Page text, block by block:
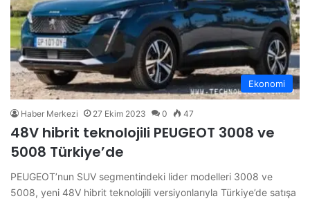
Ekonomi
Haber Merkezi 27 Ekim 2023 0 47
48V hibrit teknolojili PEUGEOT 3008 ve
5008 Türkiye’de
PEUGEOT’nun SUV segmentindeki lider modelleri 3008 ve
5008, yeni 48V hibrit teknolojili versiyonlarıyla Türkiye’de satışa